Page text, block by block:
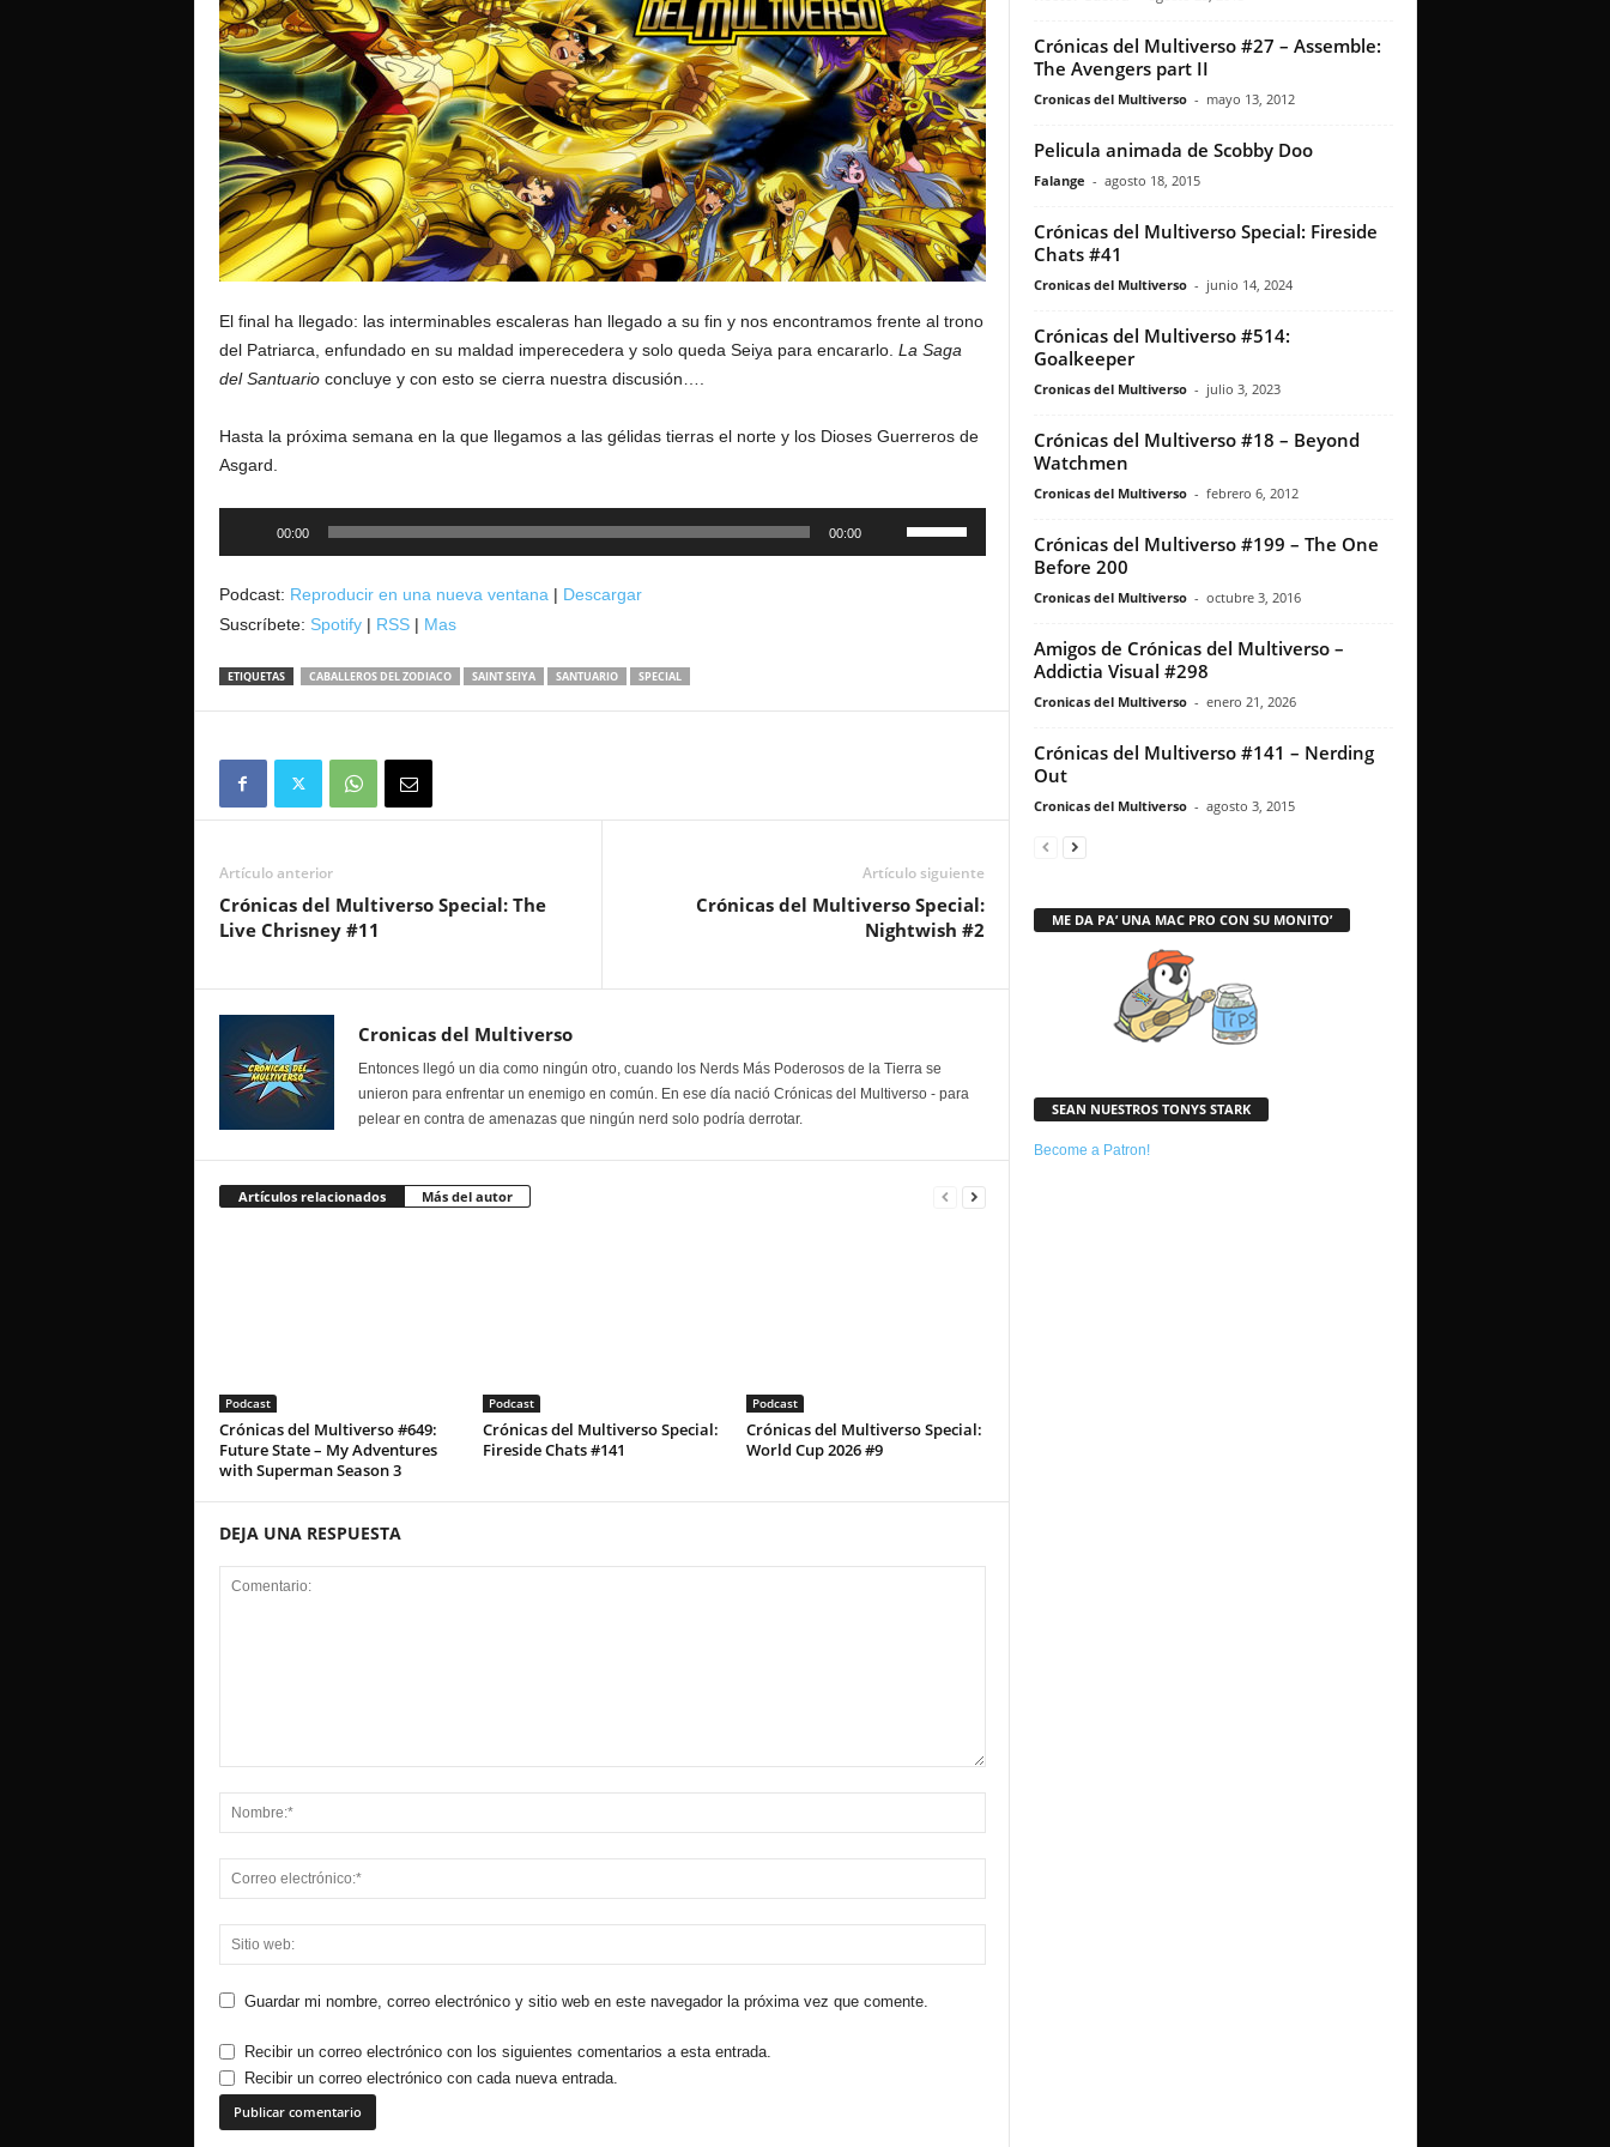
El final ha llegado: las interminables escaleras han llegado a su fin y nos encontramos frente al trono
del Patriarca, enfundado en su maldad imperecedera y solo queda Seiya para encararlo. La Saga
del Santuario concluye y con esto se cierra nuestra discusión….
Hasta la próxima semana en la que llegamos a las gélidas tierras el norte y los Dioses Guerreros de
Asgard.
00:00 00:00
Podcast: Reproducir en una nueva ventana| Descargar
Suscríbete: Spotify| RSS| Mas
ETIQUETAS CABALLEROS DEL ZODIACO SAINT SEIYA SANTUARIO SPECIAL
Artículo anterior
Crónicas del Multiverso Special: The
Live Chrisney #11
Artículo siguiente
Crónicas del Multiverso Special:
Nightwish #2
Cronicas del Multiverso
Entonces llegó un dia como ningún otro, cuando los Nerds Más Poderosos de la Tierra se
unieron para enfrentar un enemigo en común. En ese día nació Crónicas del Multiverso - para
pelear en contra de amenazas que ningún nerd solo podría derrotar.
Artículos relacionados Más del autor
Podcast
Crónicas del Multiverso #649:
Future State – My Adventures
with Superman Season 3
Podcast
Crónicas del Multiverso Special:
Fireside Chats #141
Podcast
Crónicas del Multiverso Special:
World Cup 2026 #9
DEJA UNA RESPUESTA
Guardar mi nombre, correo electrónico y sitio web en este navegador la próxima vez que comente.
Recibir un correo electrónico con los siguientes comentarios a esta entrada.
Recibir un correo electrónico con cada nueva entrada.
Crónicas del Multiverso #27 – Assemble:
The Avengers part II
Cronicas del Multiverso - mayo 13, 2012
Pelicula animada de Scobby Doo
Falange - agosto 18, 2015
Crónicas del Multiverso Special: Fireside
Chats #41
Cronicas del Multiverso - junio 14, 2024
Crónicas del Multiverso #514:
Goalkeeper
Cronicas del Multiverso - julio 3, 2023
Crónicas del Multiverso #18 – Beyond
Watchmen
Cronicas del Multiverso - febrero 6, 2012
Crónicas del Multiverso #199 – The One
Before 200
Cronicas del Multiverso - octubre 3, 2016
Amigos de Crónicas del Multiverso –
Addictia Visual #298
Cronicas del Multiverso - enero 21, 2026
Crónicas del Multiverso #141 – Nerding
Out
Cronicas del Multiverso - agosto 3, 2015
ME DA PA’ UNA MAC PRO CON SU MONITO’
SEAN NUESTROS TONYS STARK
Become a Patron!